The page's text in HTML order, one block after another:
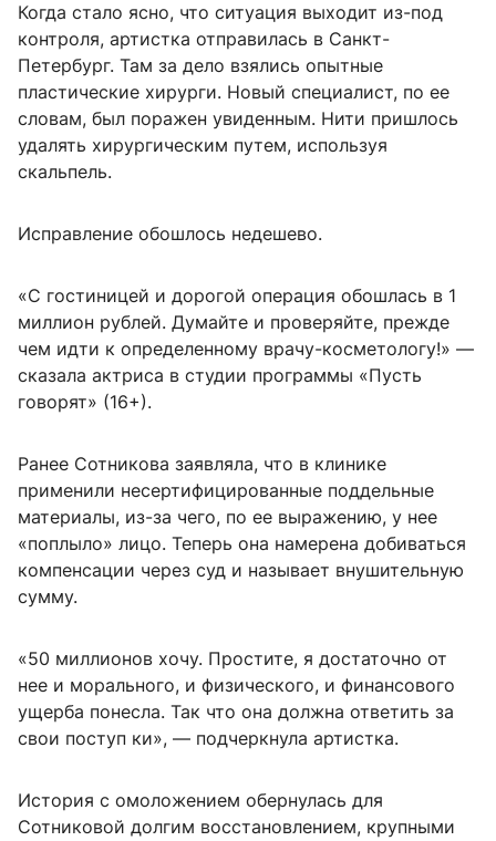
Когда стало ясно, что ситуация выходит из-под
контроля, артистка отправилась в Санкт-
Петербург. Там за дело взялись опытные
пластические хирурги. Новый специалист, по ее
словам, был поражен увиденным. Нити пришлось
удалять хирургическим путем, используя
скальпель.
Исправление обошлось недешево.
«С гостиницей и дорогой операция обошлась в 1
миллион рублей. Думайте и проверяйте, прежде
чем идти к определенному врачу-косметологу!» —
сказала актриса в студии программы «Пусть
говорят» (16+).
Ранее Сотникова заявляла, что в клинике
применили несертифицированные поддельные
материалы, из-за чего, по ее выражению, у нее
«поплыло» лицо. Теперь она намерена добиваться
компенсации через суд и называет внушительную
сумму.
«50 миллионов хочу. Простите, я достаточно от
нее и морального, и физического, и финансового
ущерба понесла. Так что она должна ответить за
свои поступ ки», — подчеркнула артистка.
История с омоложением обернулась для
Сотниковой долгим восстановлением, крупными